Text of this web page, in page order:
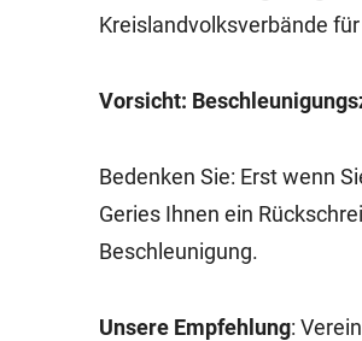
Kreislandvolksverbände
Vorsicht:
Bedenken Sie: Erst wenn
Geries Ihnen ein
Beschleunigung.
Unsere Empfehlung: